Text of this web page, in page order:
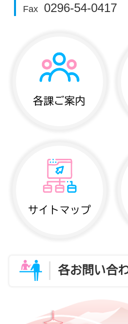
Fax
0296-54-0417
各課ご案内
サイトマップ
各お問い合